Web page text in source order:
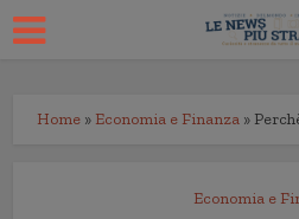
Home » Economia e Finanza »
Economia e